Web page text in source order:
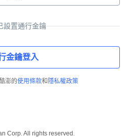
設置通行金鑰
金鑰登入
澎的使用條款和 隱私權政策
Corp. All rights reserved.